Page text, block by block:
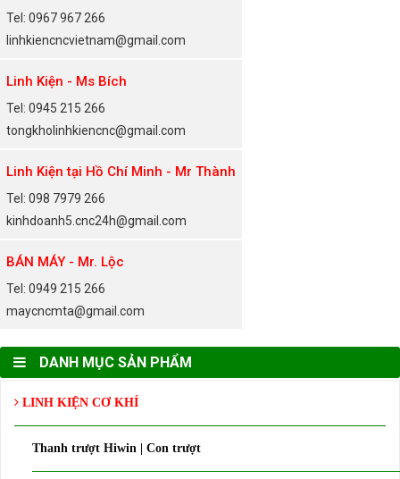
Tel: 0967 967 266
linhkiencncvietnam@gmail.com
Linh Kiện - Ms Bích
Tel: 0945 215 266
tongkholinhkiencnc@gmail.com
Linh Kiện tại Hồ Chí Minh - Mr Thành
Tel: 098 7979 266
kinhdoanh5.cnc24h@gmail.com
BÁN MÁY - Mr. Lộc
Tel: 0949 215 266
maycncmta@gmail.com
DANH MỤC SẢN PHẨM
LINH KIỆN CƠ KHÍ
Thanh trượt Hiwin | Con trượt